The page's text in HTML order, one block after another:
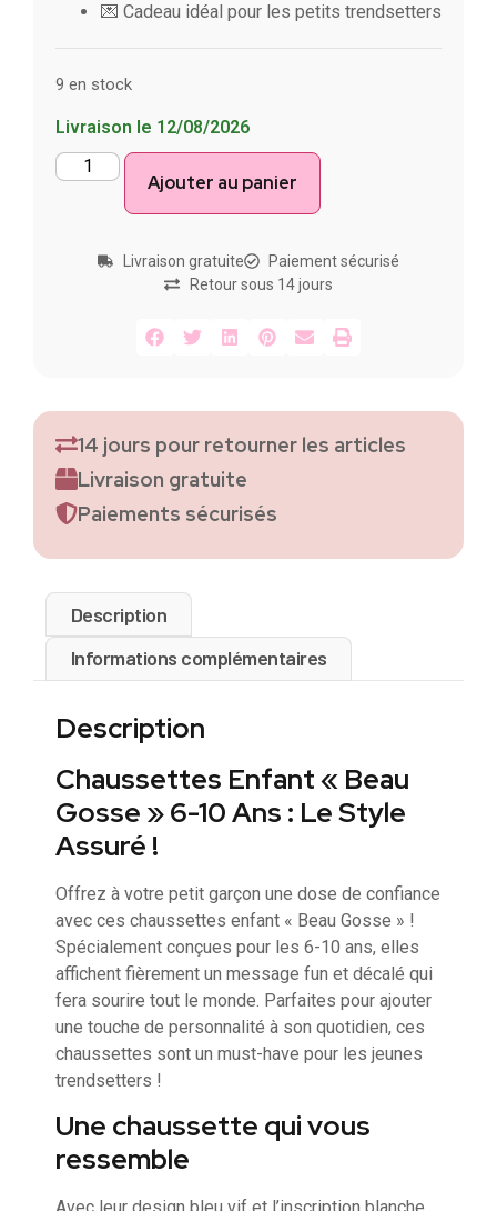
💌 Cadeau idéal pour les petits trendsetters
9 en stock
Livraison le 12/08/2026
Ajouter au panier
Livraison gratuite
Paiement sécurisé
Retour sous 14 jours
14 jours pour retourner les articles
Livraison gratuite
Paiements sécurisés
Description
Informations complémentaires
Description
Chaussettes Enfant « Beau
Gosse » 6-10 Ans : Le Style
Assuré !
Offrez à votre petit garçon une dose de confiance
avec ces chaussettes enfant « Beau Gosse » !
Spécialement conçues pour les 6-10 ans, elles
affichent fièrement un message fun et décalé qui
fera sourire tout le monde. Parfaites pour ajouter
une touche de personnalité à son quotidien, ces
chaussettes sont un must-have pour les jeunes
trendsetters !
Une chaussette qui vous
ressemble